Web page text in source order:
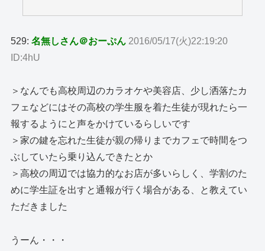
529:名無しさん＠おーぷん 2016/05/17(火)22:19:20
ID:4hU
＞なんでも高校周辺のカラオケや美容店、少し洒落たカ
フェなどにはその高校の学生服を着た生徒が現れたら一
報するようにと声をかけているらしいです
＞家の鍵を忘れた生徒が親の帰りまでカフェで時間をつ
ぶしていたら乗り込んできたとか
＞高校の周辺では協力的なお店が多いらしく、学割のた
めに学生証を出すと通報が行く場合がある、と教えてい
ただきました
うーん・・・